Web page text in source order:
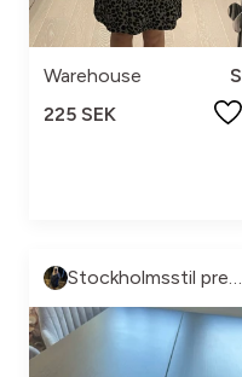
Warehouse
S
225 SEK